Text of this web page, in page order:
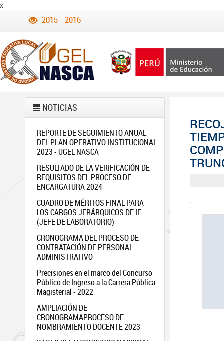
x
2015 2016
NOTICIAS
REPORTE DE SEGUIMIENTO ANUAL
DEL PLAN OPERATIVO INSTITUCIONAL
2023 - UGEL NASCA
RESULTADO DE LA VERIFICACIÓN DE
REQUISITOS DEL PROCESO DE
ENCARGATURA 2024
CUADRO DE MÉRITOS FINAL PARA
LOS CARGOS JERÁRQUICOS DE IE
(JEFE DE LABORATORIO)
CRONOGRAMA DEL PROCESO DE
CONTRATACIÓN DE PERSONAL
ADMINISTRATIVO
Precisiones en el marco del Concurso
Público de Ingreso a la Carrera Pública
Magisterial - 2022
AMPLIACIÓN DE
CRONOGRAMAPROCESO DE
NOMBRAMIENTO DOCENTE 2023